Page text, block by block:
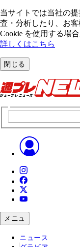
当サイトでは当社の
査・分析したり、お
Cookie を使⽤する場合
詳しくはこちら
閉じる
メニュ
ニュース